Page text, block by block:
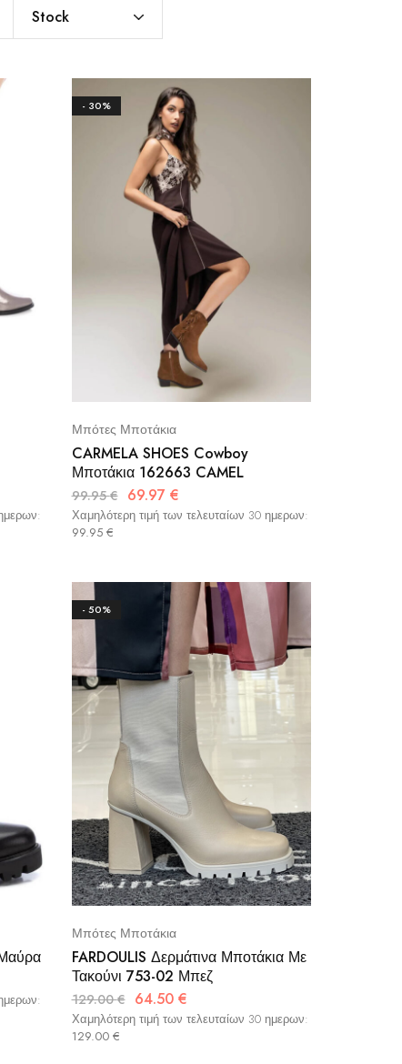
Stock
- 30%
Μπότες Μποτάκια
CARMELA SHOES Cowboy
Μποτάκια 162663 CAMEL
99.95€ 69.97 €
Χαμηλότερη τιμή των τελευταίων 30 ημερων:
99.95 €
- 50%
Μπότες Μποτάκια
FARDOULIS Δερμάτινα Μποτάκια Με
Τακούνι 753-02 Μπεζ
129.00€ 64.50 €
Χαμηλότερη τιμή των τελευταίων 30 ημερων:
129.00 €